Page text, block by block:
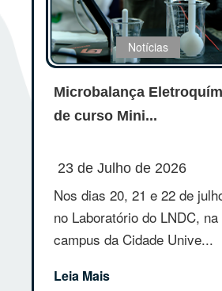
Notícias
Microbalança
de curso Mini...
23 de Julho de 2026
Nos dias 20, 21 e 22 de
no Laboratório do LNDC,
campus da Cidade Unive...
Leia Mais